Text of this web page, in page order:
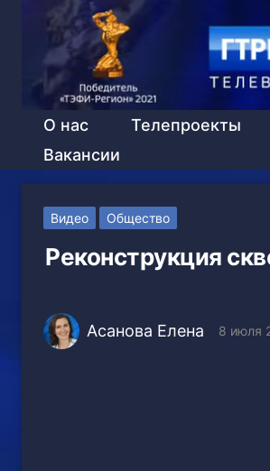
О нас Телепроекты
Вакансии
Видео Общество
Реконструкция
Асанова Елена 8 июля